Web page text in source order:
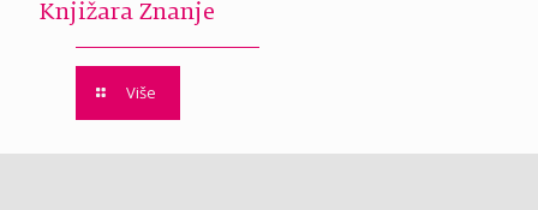
Knjižara Znanje
Više